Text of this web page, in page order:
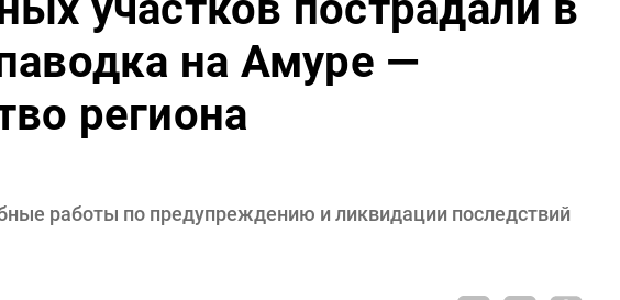
на Амуре —
региона
работы по предупреждению и ликвидации последствий